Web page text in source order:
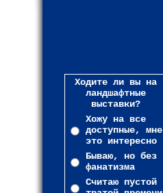
Ходите ли вы на
ландшафтные
выставки?
Хожу на все
доступные, мне
это интересно
Бываю, но без
фанатизма
Считаю пустой